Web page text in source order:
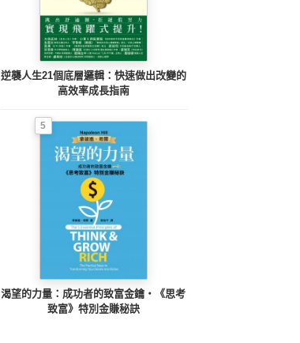
逆襲人生21個底層邏輯：快速做出改變的
高效率成長指南
5
渴望的力量：成功者的致富金鑰‧《思考
致富》特別金賺秘訣